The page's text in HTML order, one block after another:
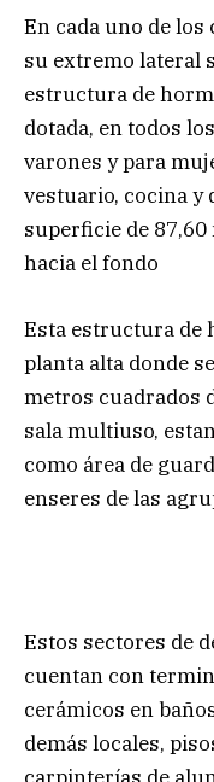
En cada uno de
su extremo lateral
estructura de
dotada, en todos
varones y para
vestuario, cocina y
superficie de
hacia el fondo
Esta estructura de
planta alta donde
metros cuadrados
sala multiuso,
como área de
enseres de las
Estos sectores de
cuentan con
cerámicos en
demás locales,